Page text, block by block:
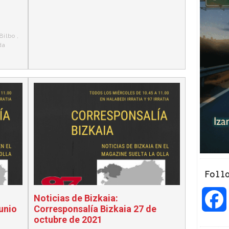
Bilbo ,
Noticias de Bizkaia:
Corresponsalía Bizkaia 27 de
octubre de 2021